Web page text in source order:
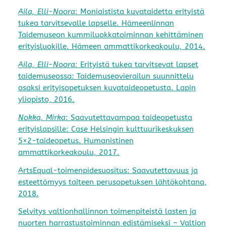
Aila, Elli-Noora: Moniaistista kuvataidetta erityistä
tukea tarvitsevalle lapselle. Hämeenlinnan
Taidemuseon kummiluokkatoiminnan kehittäminen
erityisluokille. Hämeen ammattikorkeakoulu, 2014.
Aila, Elli-Noora: Erityistä tukea tarvitsevat lapset
taidemuseossa: Taidemuseovierailun suunnittelu
osaksi erityisopetuksen kuvataideopetusta. Lapin
yliopisto, 2016.
Nokka, Mirka: Saavutettavampaa taideopetusta
erityislapsille: Case Helsingin kulttuurikeskuksen
5×2-taideopetus. Humanistinen
ammattikorkeakoulu, 2017.
ArtsEqual-toimenpidesuositus: Saavutettavuus ja
esteettömyys taiteen perusopetuksen lähtökohtana,
2018.
Selvitys valtionhallinnon toimenpiteistä lasten ja
nuorten harrastustoiminnan edistämiseksi – Valtion